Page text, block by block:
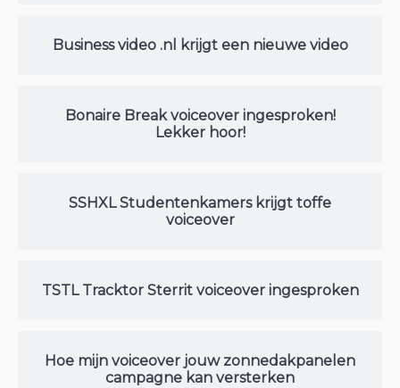
Business video .nl krijgt een nieuwe video
Bonaire Break voiceover ingesproken!
Lekker hoor!
SSHXL Studentenkamers krijgt toffe
voiceover
TSTL Tracktor Sterrit voiceover ingesproken
Hoe mijn voiceover jouw zonnedakpanelen
campagne kan versterken